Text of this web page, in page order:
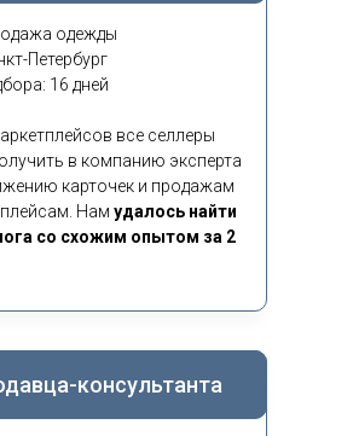
одежды
Петербург
16 дней
все селлеры
в компанию эксперта
карточек и продажам
Нам удалось найти
со схожим опытом за 2
консультанта